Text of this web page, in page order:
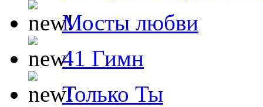
Мосты любви
41 Гимн
Только Ты